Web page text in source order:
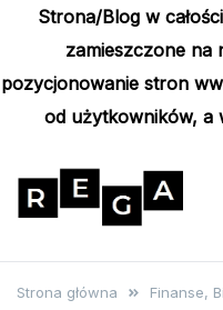
Strona/Blog w
zamieszczone na
pozycjonowanie stron
od użytkowników, a
content
Rega
Strona główna Finanse,